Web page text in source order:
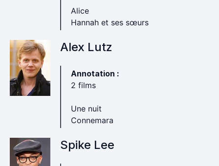
Alice
Hannah et ses sœurs
Alex Lutz
Annotation :
2 films
Une nuit
Connemara
Spike Lee